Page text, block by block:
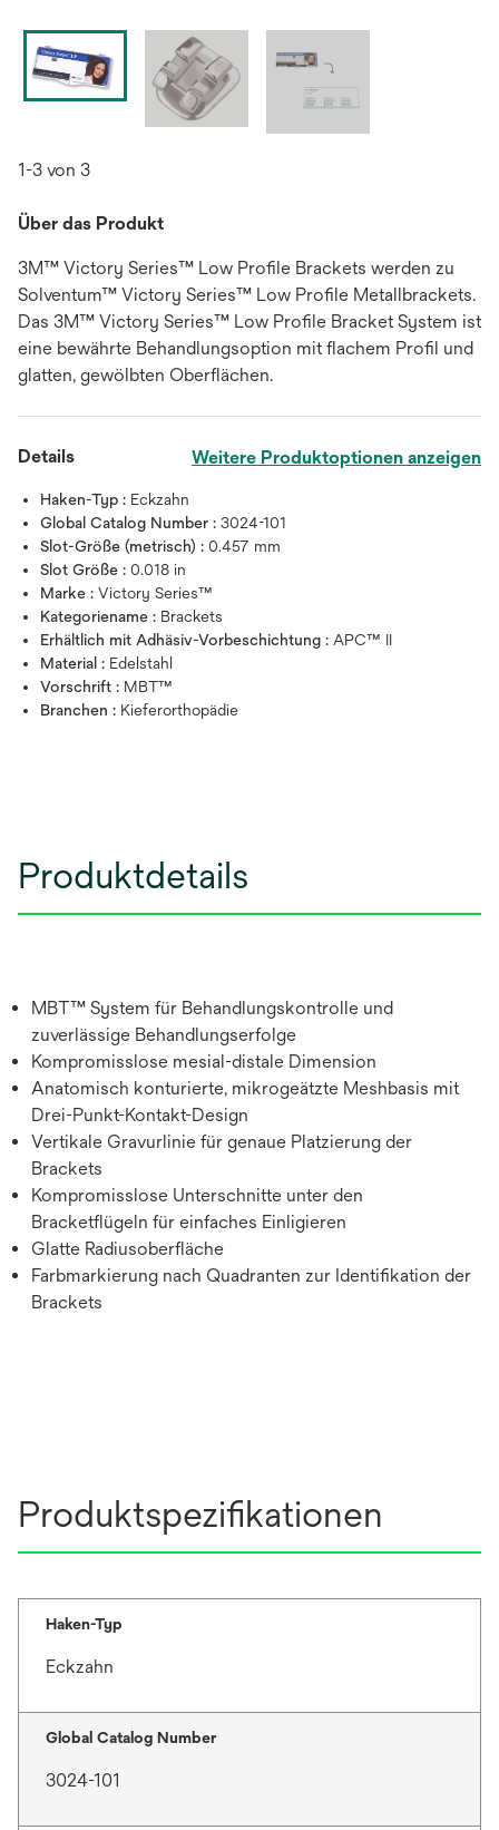
1-3 von 3
Über das Produkt
3M™ Victory Series™ Low Profile Brackets werden zu
Solventum™ Victory Series™ Low Profile Metallbrackets.
Das 3M™ Victory Series™ Low Profile Bracket System ist
eine bewährte Behandlungsoption mit flachem Profil und
glatten, gewölbten Oberflächen.
Details Weitere Produktoptionen anzeigen
Haken-Typ : Eckzahn
Global Catalog Number : 3024-101
Slot-Größe (metrisch) : 0.457 mm
Slot Größe : 0.018 in
Marke : Victory Series™
Kategoriename : Brackets
Erhältlich mit Adhäsiv-Vorbeschichtung : APC™ II
Material : Edelstahl
Vorschrift : MBT™
Branchen : Kieferorthopädie
Produktdetails
MBT™ System für Behandlungskontrolle und
zuverlässige Behandlungserfolge
Kompromisslose mesial-distale Dimension
Anatomisch konturierte, mikrogeätzte Meshbasis mit
Drei-Punkt-Kontakt-Design
Vertikale Gravurlinie für genaue Platzierung der
Brackets
Kompromisslose Unterschnitte unter den
Bracketflügeln für einfaches Einligieren
Glatte Radiusoberfläche
Farbmarkierung nach Quadranten zur Identifikation der
Brackets
Produktspezifikationen
Haken-Typ
Eckzahn
Global Catalog Number
3024-101